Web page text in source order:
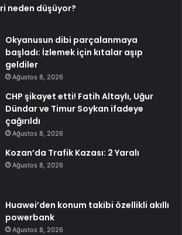
neden düşüyor?
Okyanusun dibi parçalanmaya
başladı: İzlemek için kıtalar aşıp
geldiler
Ağustos 8, 2026
CHP şikayet etti! Fatih Altaylı, Uğur
Dündar ve Timur Soykan ifadeye
çağırıldı
Ağustos 8, 2026
Kozan’da Trafik Kazası: 2 Yaralı
Ağustos 8, 2026
Huawei’den konum takibi özellikli akıllı
powerbank
Ağustos 8, 2026